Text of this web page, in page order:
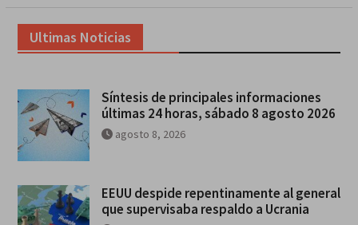
Ultimas Noticias
Síntesis de principales informaciones
últimas 24 horas, sábado 8 agosto 2026
agosto 8, 2026
EEUU despide repentinamente al general
que supervisaba respaldo a Ucrania